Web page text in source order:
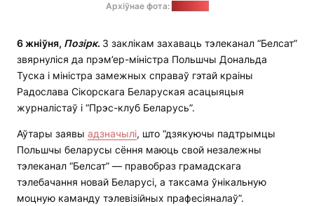
Архіўнае фота:
6 жніўня, Позірк. З заклікам захаваць тэлеканал “Белсат”
звярнуліся да прэм’ер-міністра Польшчы Дональда
Туска і міністра замежных справаў гэтай краіны
Радослава Сікорскага Беларуская асацыяцыя
журналістаў і “Прэс-клуб Беларусь”.
Аўтары заявы адзначылі, што “дзякуючы падтрымцы
Польшчы беларусы сёння маюць свой незалежны
тэлеканал “Белсат” — правобраз грамадскага
тэлебачання новай Беларусі, а таксама ўнікальную
моцную каманду тэлевізійных прафесіяналаў”.